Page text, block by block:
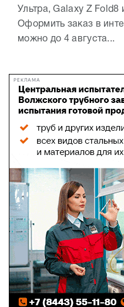
Ультра, Galaxy Z Fold8
Оформить заказ в
можно до 4 августа...
РЕКЛАМА